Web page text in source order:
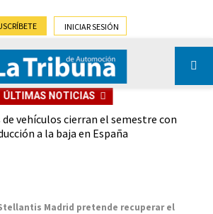
INICIAR SESIÓN
ÚLTIMAS NOTICIAS
vehículos cierran el semestre con
a la baja en España
Madrid pretende recuperar el